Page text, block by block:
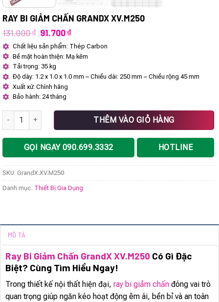
RAY BI GIẢM CHẤN GRANDX XV.M250
131.000₫ Giá
gốc
là:
131.000 ₫.
91.700₫Giá
hiện
tại
là:
Chất liệu sản phẩm: Thép Carbon
Bề mặt hoàn thiện: Mạ kẽm
Tải trọng: 35 kg
Độ dày: 1.2 x 1.0 x 1.0 mm – Chiều dài: 250 mm – Chiều rộng 45 mm
Xuất xứ: Chính hãng
Bảo hành: 24 tháng
Ray bi giảm chấn GrandX XV.M250 số lượng
THÊM VÀO GIỎ HÀNG
GỌI NGAY 090.699.3332 HOTLINE
SKU: GrandX.XV.M250
Danh mục: Thiết Bị Gia Dụng
MÔ TẢ
Ray Bi Giảm Chấn GrandX XV.M250 Có Gì Đặc
Biệt? Cùng Tìm Hiểu Ngay!
Trong thiết kế nội thất hiện đại, ray bi giảm chấn đóng vai trò
quan trọng giúp ngăn kéo hoạt động êm ái, bền bỉ và an toàn